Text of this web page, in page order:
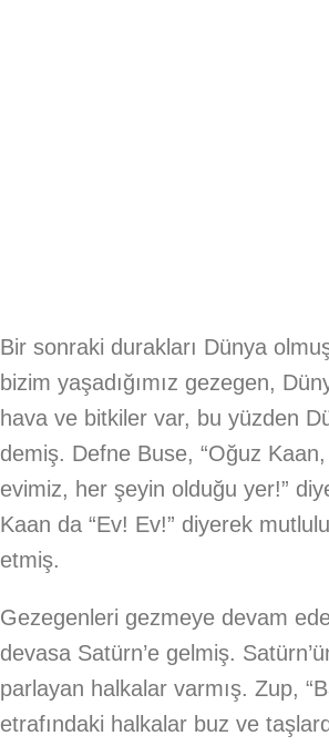
Bir sonraki durakları Dünya
bizim yaşadığımız gezegen,
hava ve bitkiler var, bu yüzden
demiş. Defne Buse, “Oğuz
evimiz, her şeyin olduğu yer!”
Kaan da “Ev! Ev!” diyerek
etmiş.
Gezegenleri gezmeye devam
devasa Satürn’e gelmiş.
parlayan halkalar varmış. Zup,
etrafındaki halkalar buz ve